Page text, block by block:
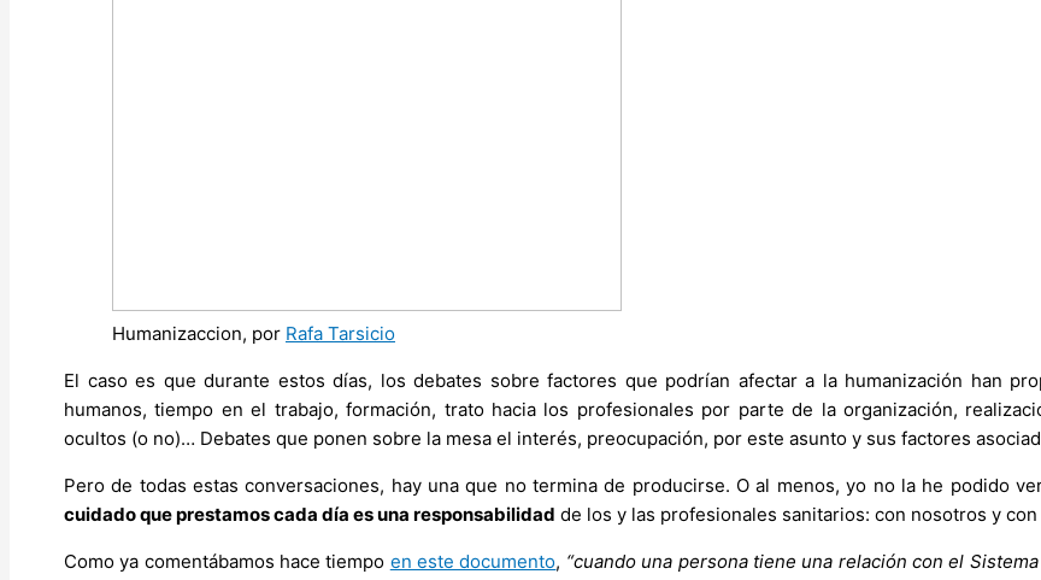
Humanizaccion, por Rafa Tarsicio
El caso es que durante estos días, los debates sobre factores que podrían afectar a la humanización han
humanos, tiempo en el trabajo, formación, trato hacia los profesionales por parte de la organización,
ocultos (o no)… Debates que ponen sobre la mesa el interés, preocupación, por este asunto y sus factores
Pero de todas estas conversaciones, hay una que no termina de producirse. O al menos, yo no la he podido
cuidado que prestamos cada día es una responsabilidad de los y las profesionales sanitarios: con nosotros y
Como ya comentábamos hace tiempo en este documento, “cuando una persona tiene una relación con el